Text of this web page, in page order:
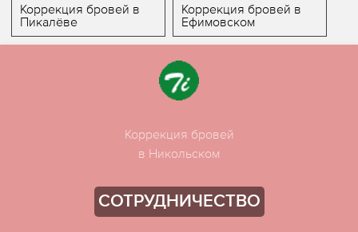
Коррекция бровей в
Пикалёве
Коррекция бровей в
Ефимовском
Коррекция бровей
в Никольском
СОТРУДНИЧЕСТВО